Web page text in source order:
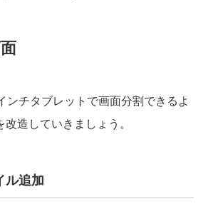
チタブレットで画面分割できるよ
造していきましょう。
ル追加